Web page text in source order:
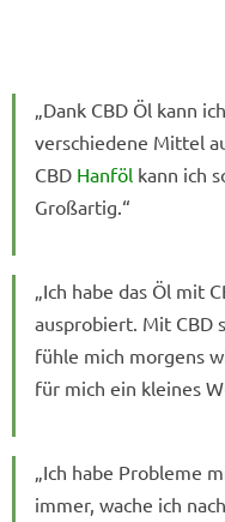
„Dank CBD Öl kann
verschiedene Mittel
CBD Hanföl kann ich
Großartig.“
„Ich habe das Öl mit
ausprobiert. Mit CBD
fühle mich morgens
für mich ein kleines
„Ich habe Probleme
immer, wache ich